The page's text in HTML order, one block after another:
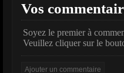
Vos
Soyez le premier à
Veuillez cliquer sur le